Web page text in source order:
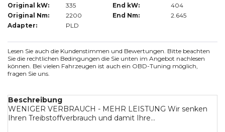
Original kW:
335 End kW:
404
Original Nm:
2200 End Nm:
2.645
Adapter:
PLD
Lesen Sie auch die Kundenstimmen und Bewertungen. Bitte beachten
Sie die rechtlichen Bedingungen die Sie unten im Angebot nachlesen
können. Bei vielen Fahrzeugen ist auch ein OBD-Tuning möglich,
fragen Sie uns.
Beschreibung
WENIGER VERBRAUCH - MEHR LEISTUNG Wir senken
Ihren Treibstoffverbrauch und damit Ihre...